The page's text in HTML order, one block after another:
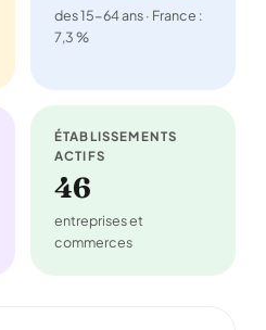
des 15-64 ans · France :
7,3 %
ÉTABLISSEMENTS
ACTIFS
46
entreprises et
commerces